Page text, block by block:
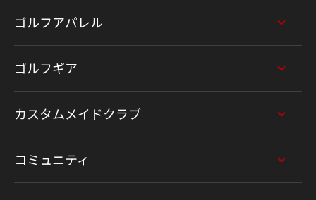
ゴルフアパレル
ゴルフギア
カスタムメイドクラブ
コミュニティ